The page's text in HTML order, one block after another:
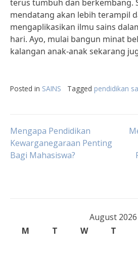
terus tumbuh dan berkembang.
mendatang akan lebih terampil
mengaplikasikan ilmu sains
hari. Ayo, mulai bangun minat
kalangan anak-anak sekarang
Posted in SAINS Tagged pendidikan
Post
navigation
Mengapa Pendidikan
Kewarganegaraan Penting
Bagi Mahasiswa?
August 2026
M
T W T